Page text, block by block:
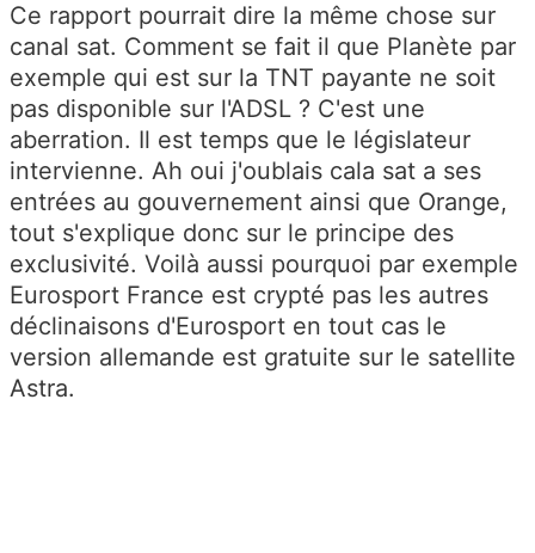
Ce rapport pourrait dire la même chose sur
canal sat. Comment se fait il que Planète par
exemple qui est sur la TNT payante ne soit
pas disponible sur l'ADSL ? C'est une
aberration. Il est temps que le législateur
intervienne. Ah oui j'oublais cala sat a ses
entrées au gouvernement ainsi que Orange,
tout s'explique donc sur le principe des
exclusivité. Voilà aussi pourquoi par exemple
Eurosport France est crypté pas les autres
déclinaisons d'Eurosport en tout cas le
version allemande est gratuite sur le satellite
Astra.